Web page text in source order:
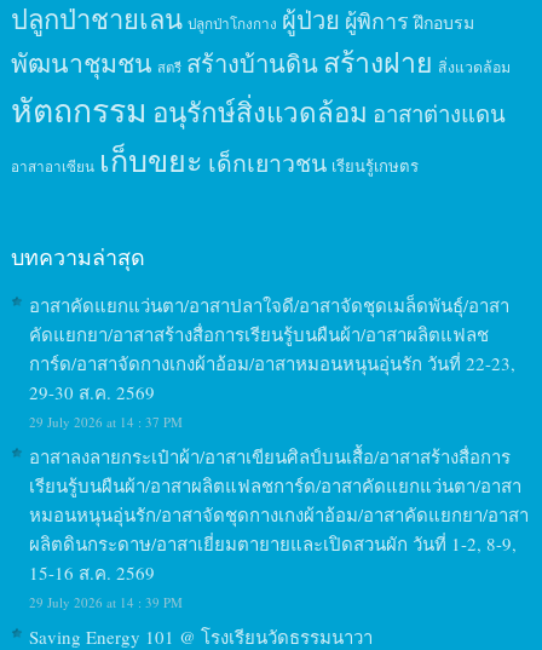
ปลูกป่าชายเลน ปลูกป่าโกงกาง ผู้ป่วย ผู้พิการ ฝึกอบรม
พัฒนาชุมชน สตรี สร้างบ้านดินสร้างฝาย สิ่งแวดล้อม
หัตถกรรม อนุรักษ์สิ่งแวดล้อม อาสาต่างแดน
อาสาอาเซียน เก็บขยะ เด็กเยาวชน เรียนรู้เกษตร
บทความล่าสุด
อาสาคัดแยกแว่นตา/อาสาปลาใจดี/อาสาจัดชุดเมล็ดพันธุ์/อาสา
คัดแยกยา/อาสาสร้างสื่อการเรียนรู้บนผืนผ้า/อาสาผลิตแฟลช
การ์ด/อาสาจัดกางเกงผ้าอ้อม/อาสาหมอนหนุนอุ่นรัก วันที่ 22-23,
29-30 ส.ค. 2569
29 July 2026 at 14 : 37 PM
อาสาลงลายกระเป๋าผ้า/อาสาเขียนศิลป์บนเสื้อ/อาสาสร้างสื่อการ
เรียนรู้บนผืนผ้า/อาสาผลิตแฟลชการ์ด/อาสาคัดแยกแว่นตา/อาสา
หมอนหนุนอุ่นรัก/อาสาจัดชุดกางเกงผ้าอ้อม/อาสาคัดแยกยา/อาสา
ผลิตดินกระดาษ/อาสาเยี่ยมตายายและเปิดสวนผัก วันที่ 1-2, 8-9,
15-16 ส.ค. 2569
29 July 2026 at 14 : 39 PM
Saving Energy 101 @ โรงเรียนวัดธรรมนาวา